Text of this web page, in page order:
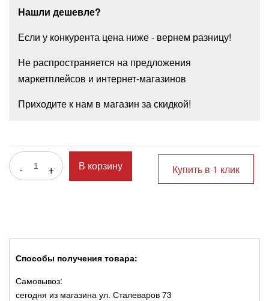
Нашли дешевле?
Если у конкурента цена ниже - вернем разницу!
Не распространяется на предложения
маркетплейсов и интернет-магазинов
Приходите к нам в магазин за скидкой!
- + В корзину Купить в 1 клик
Способы получения товара:
Самовывоз:
сегодня из магазина ул. Сталеваров 73